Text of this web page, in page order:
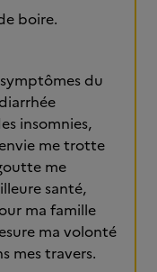
boire.
du
insomnies,
me trotte
me
santé,
ma famille
ma volonté
mes travers.